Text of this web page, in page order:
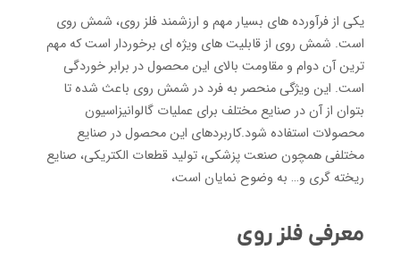
یکی از فرآورده های بسیار مهم و ارزشمند فلز روی، شمش روی
است. شمش روی از قابلیت های ویژه ای برخوردار است که مهم
ترین آن دوام و مقاومت بالای این محصول در برابر خوردگی
است. این ویژگی منحصر به فرد در شمش روی باعث شده تا
بتوان از آن در صنایع مختلف برای عملیات گالوانیزاسیون
محصولات استفاده شود.کاربردهای این محصول در صنایع
مختلفی همچون صنعت پزشکی، تولید قطعات الکتریکی، صنایع
ریخته گری و… به وضوح نمایان است،
معرفی فلز روی